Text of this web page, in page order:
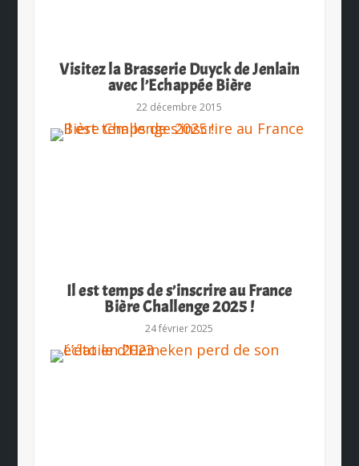
Visitez la Brasserie Duyck de Jenlain
avec l’Echappée Bière
22 décembre 2015
Il est temps de s’inscrire au France
Bière Challenge 2025 !
24 février 2025